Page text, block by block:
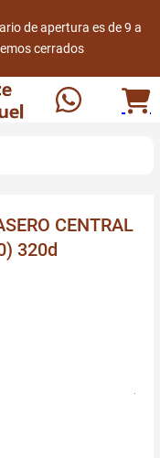
de apertura es de 9 a
cerrados
CENTRAL
320d